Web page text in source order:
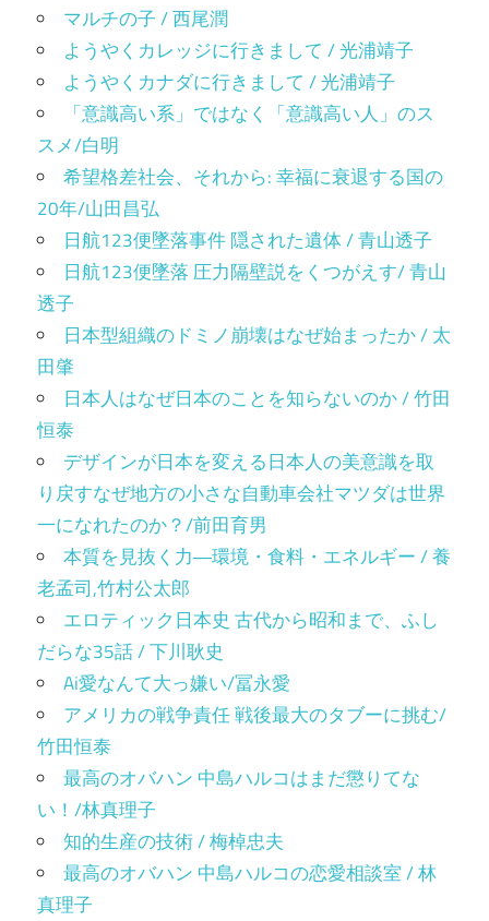
マルチの子 / 西尾潤
ようやくカレッジに行きまして / 光浦靖子
ようやくカナダに行きまして / 光浦靖子
「意識高い系」ではなく「意識高い人」のス
スメ/白明
希望格差社会、それから: 幸福に衰退する国の
20年/山田昌弘
日航123便墜落事件 隠された遺体 / 青山透子
日航123便墜落 圧力隔壁説をくつがえす/ 青山
透子
日本型組織のドミノ崩壊はなぜ始まったか / 太
田肇
日本人はなぜ日本のことを知らないのか / 竹田
恒泰
デザインが日本を変える日本人の美意識を取
り戻すなぜ地方の小さな自動車会社マツダは世界
一になれたのか？/前田育男
本質を見抜く力―環境・食料・エネルギー / 養
老孟司,竹村公太郎
エロティック日本史 古代から昭和まで、ふし
だらな35話 / 下川耿史
Ai愛なんて大っ嫌い/冨永愛
アメリカの戦争責任 戦後最大のタブーに挑む/
竹田恒泰
最高のオバハン 中島ハルコはまだ懲りてな
い！/林真理子
知的生産の技術 / 梅棹忠夫
最高のオバハン 中島ハルコの恋愛相談室 / 林
真理子